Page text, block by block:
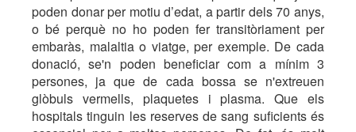
poden donar per motiu d’edat, a partir dels 70 anys,
o bé perquè no ho poden fer transitòriament per
embaràs, malaltia o viatge, per exemple. De cada
donació, se'n poden beneficiar com a mínim 3
persones, ja que de cada bossa se n'extreuen
glòbuls vermells, plaquetes i plasma. Que els
hospitals tinguin les reserves de sang suficients és